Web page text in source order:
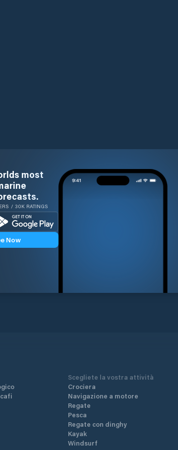
most
/ 30K RATINGS
Now
Scegliete la vostra attività
Crociera
Navigazione a motore
Regate
Pesca
Regate con dinghy
Kayak
Windsurf